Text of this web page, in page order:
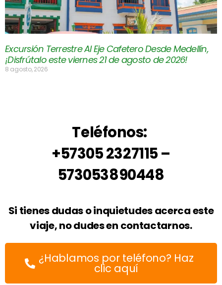
Excursión Terrestre Al Eje Cafetero Desde Medellín,
¡Disfrútalo este viernes 21 de agosto de 2026!
8 agosto, 2026
Teléfonos:
+57305 2327115 –
573053890448
Si tienes dudas o inquietudes acerca este
viaje, no dudes en contactarnos.
¿Hablamos por teléfono? Haz
clic aquí